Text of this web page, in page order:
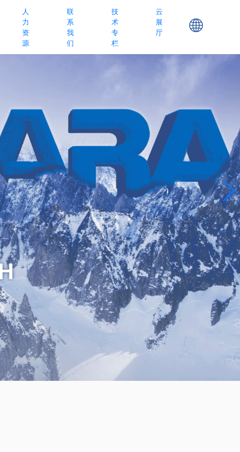
人
力
资
源
联
系
我
们
技
术
专
栏
云
展
厅